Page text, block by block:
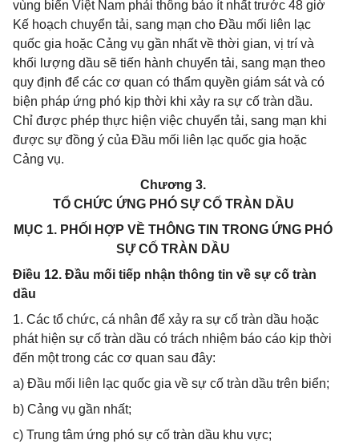
vùng biển Việt Nam phải thông báo ít nhất trước 48 giờ
Kế hoạch chuyển tải, sang mạn cho Đầu mối liên lạc
quốc gia hoặc Cảng vụ gần nhất về thời gian, vị trí và
khối lượng dầu sẽ tiến hành chuyển tải, sang mạn theo
quy định để các cơ quan có thẩm quyền giám sát và có
biện pháp ứng phó kịp thời khi xảy ra sự cố tràn dầu.
Chỉ được phép thực hiện việc chuyển tải, sang mạn khi
được sự đồng ý của Đầu mối liên lạc quốc gia hoặc
Cảng vụ.
Chương 3.
TỔ CHỨC ỨNG PHÓ SỰ CỐ TRÀN DẦU
MỤC 1. PHỐI HỢP VỀ THÔNG TIN TRONG ỨNG PHÓ
SỰ CỐ TRÀN DẦU
Điều 12. Đầu mối tiếp nhận thông tin về sự cố tràn
dầu
1. Các tổ chức, cá nhân để xảy ra sự cố tràn dầu hoặc
phát hiện sự cố tràn dầu có trách nhiệm báo cáo kịp thời
đến một trong các cơ quan sau đây:
a) Đầu mối liên lạc quốc gia về sự cố tràn dầu trên biển;
b) Cảng vụ gần nhất;
c) Trung tâm ứng phó sự cố tràn dầu khu vực;